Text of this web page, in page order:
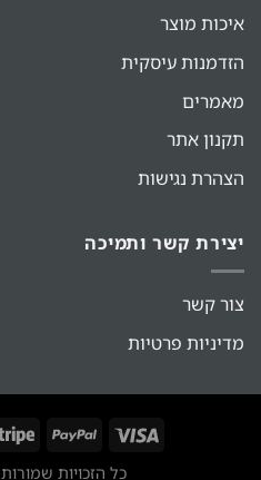
איכות מוצר
הזדמנות עיסקית
מאמרים
תקנון אתר
הצהרת נגישות
יצירת קשר ותמיכה
צור קשר
מדיניות פרטיות
כל הזכויות שמורות 2026 ©